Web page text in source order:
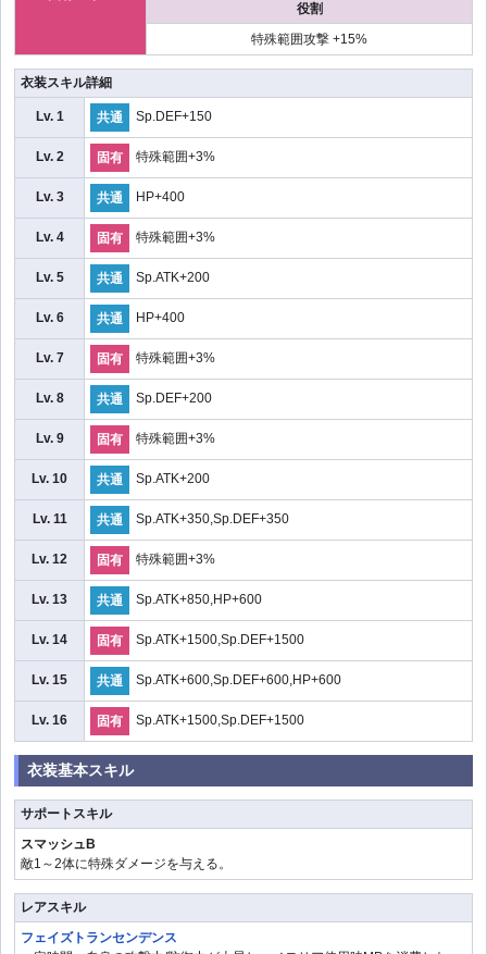
役割
特殊範囲攻撃 +15%
衣装スキル詳細
Lv. 1 共通 Sp.DEF+150
Lv. 2 固有 特殊範囲+3%
Lv. 3 共通 HP+400
Lv. 4 固有 特殊範囲+3%
Lv. 5 共通 Sp.ATK+200
Lv. 6 共通 HP+400
Lv. 7 固有 特殊範囲+3%
Lv. 8 共通 Sp.DEF+200
Lv. 9 固有 特殊範囲+3%
Lv. 10 共通 Sp.ATK+200
Lv. 11 共通 Sp.ATK+350,Sp.DEF+350
Lv. 12 固有 特殊範囲+3%
Lv. 13 共通 Sp.ATK+850,HP+600
Lv. 14 固有 Sp.ATK+1500,Sp.DEF+1500
Lv. 15 共通 Sp.ATK+600,Sp.DEF+600,HP+600
Lv. 16 固有 Sp.ATK+1500,Sp.DEF+1500
衣装基本スキル
サポートスキル
スマッシュB
敵1～2体に特殊ダメージを与える。
レアスキル
フェイズトランセンデンス